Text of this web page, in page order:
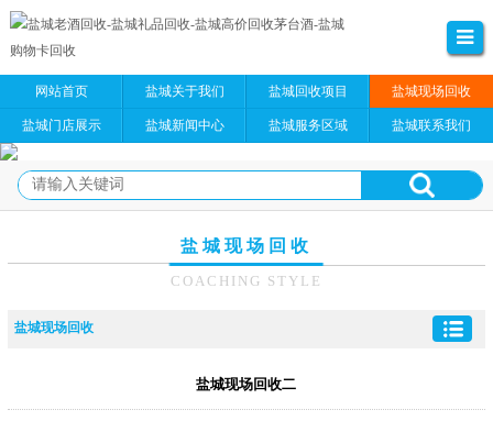
网站首页 盐城关于我们 盐城回收项目 盐城现场回收
盐城门店展示 盐城新闻中心 盐城服务区域 盐城联系我们
盐城现场回收
COACHING STYLE
盐城现场回收
盐城现场回收二